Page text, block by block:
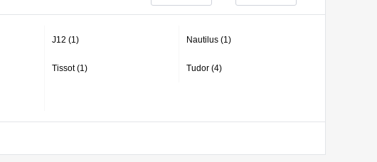
J12 (1) Nautilus (1)
Tissot (1) Tudor (4)